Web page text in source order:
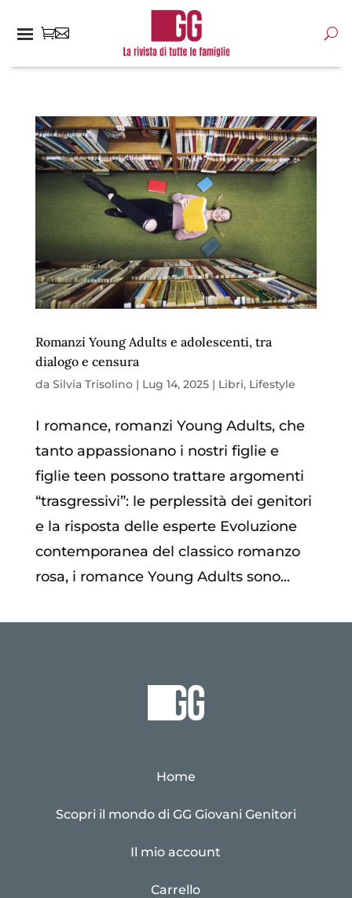
Romanzi Young Adults e adolescenti, tra
dialogo e censura
da Silvia Trisolino| Lug 14, 2025| Libri, Lifestyle
I romance, romanzi Young Adults, che
tanto appassionano i nostri figlie e
figlie teen possono trattare argomenti
“trasgressivi”: le perplessità dei genitori
e la risposta delle esperte Evoluzione
contemporanea del classico romanzo
rosa, i romance Young Adults sono...
Home
Scopri il mondo di GG Giovani Genitori
Il mio account
Carrello